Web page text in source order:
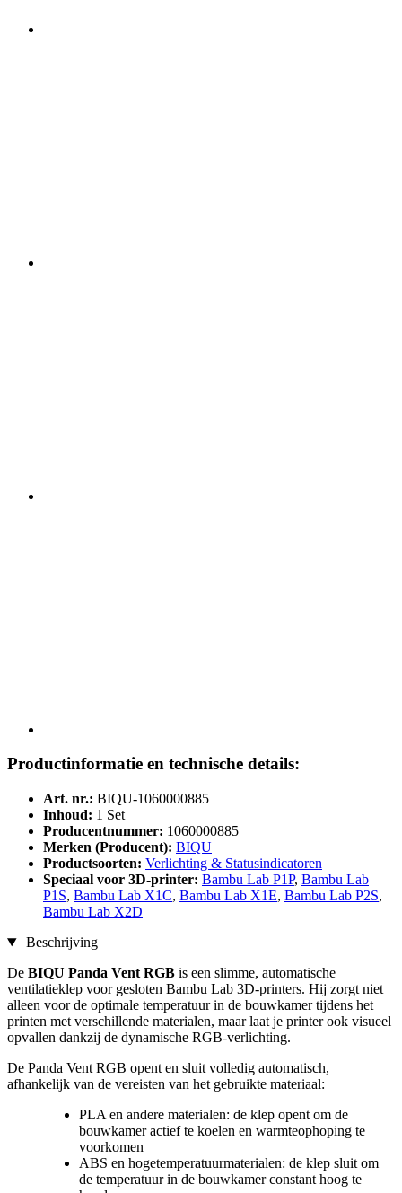
Productinformatie en technische details:
Art. nr.: BIQU-1060000885
Inhoud: 1 Set
Producentnummer: 1060000885
Merken (Producent): BIQU
Productsoorten: Verlichting & Statusindicatoren
Speciaal voor 3D-printer: Bambu Lab P1P, Bambu Lab
P1S, Bambu Lab X1C, Bambu Lab X1E, Bambu Lab P2S,
Bambu Lab X2D
Beschrijving
De BIQU Panda Vent RGB is een slimme, automatische
ventilatieklep voor gesloten Bambu Lab 3D-printers. Hij zorgt niet
alleen voor de optimale temperatuur in de bouwkamer tijdens het
printen met verschillende materialen, maar laat je printer ook visueel
opvallen dankzij de dynamische RGB-verlichting.
De Panda Vent RGB opent en sluit volledig automatisch,
afhankelijk van de vereisten van het gebruikte materiaal:
PLA en andere materialen: de klep opent om de
bouwkamer actief te koelen en warmteophoping te
voorkomen
ABS en hogetemperatuurmaterialen: de klep sluit om
de temperatuur in de bouwkamer constant hoog te